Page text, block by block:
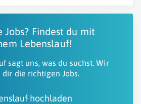
Jobs? Findest du mit
Lebenslauf!
sagt uns, was du suchst. Wir
dir die richtigen Jobs.
hochladen